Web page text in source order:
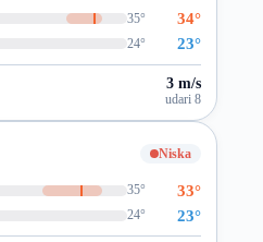
35° 34°
24° 23°
3 m/s
udari 8
Niska
35° 33°
24° 23°